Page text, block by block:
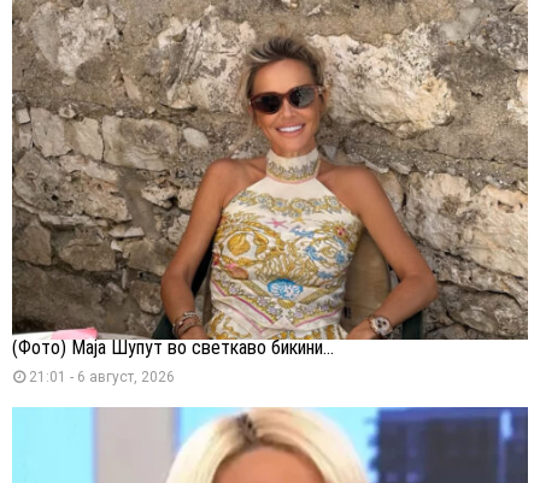
(Фото) Маја Шупут во светкаво бикини...
21:01 - 6 август, 2026